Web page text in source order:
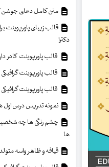
متن کامل دعای جوشن
قالب زیبای پاورپوینت
دکترا
قالب پاورپوینت کادر
قالب پاورپوینت گرافیکی
قالب پاورپوینت گرافیکی
نمونه تدریس درس اول
چشم رنگی ها چه
ها
قیافه و ظاهر واسه